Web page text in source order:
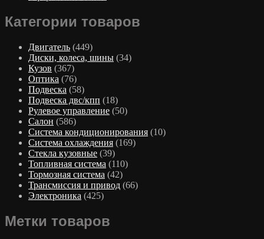
Категории товаров
Двигатель (449)
Диски, колеса, шины (34)
Кузов (367)
Оптика (76)
Подвеска (58)
Подвеска двс/кпп (18)
Рулевое управление (50)
Салон (586)
Система кондиционирования (10)
Система охлаждения (169)
Стекла кузовные (39)
Топливная система (110)
Тормозная система (42)
Трансмиссия и привод (66)
Электроника (425)
Метки товаров